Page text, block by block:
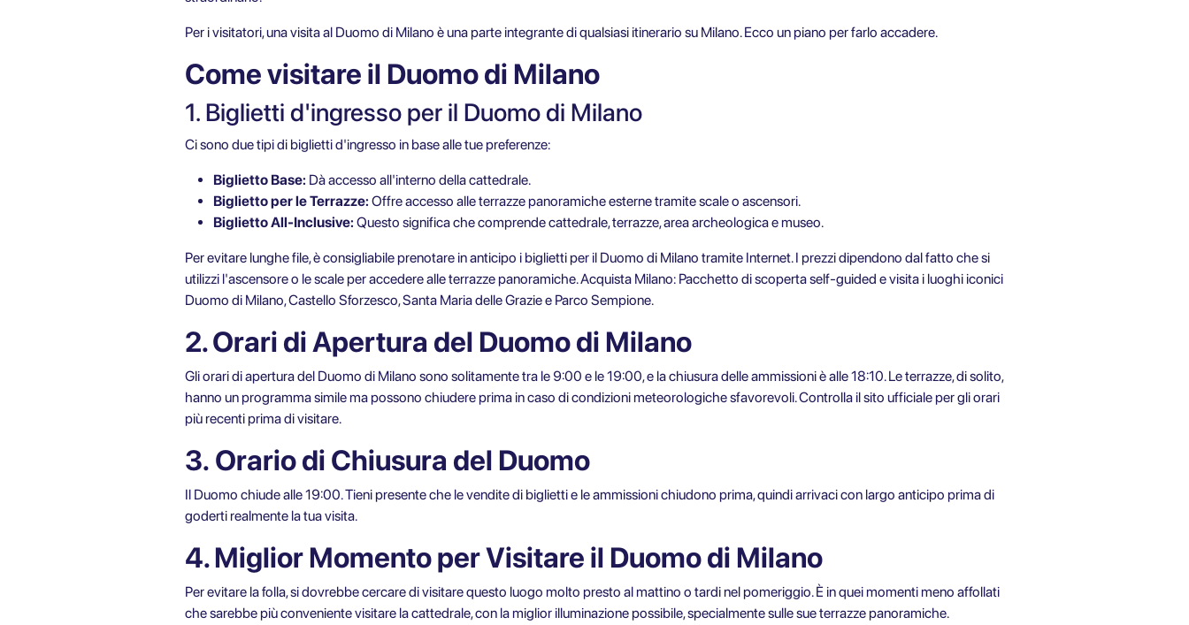
Per i visitatori, una visita al Duomo di Milano è una parte integrante di qualsiasi itinerario su Milano. Ecco un piano per farlo accadere.
Come visitare il Duomo di Milano
1. Biglietti d'ingresso per il Duomo di Milano
Ci sono due tipi di biglietti d'ingresso in base alle tue preferenze:
Biglietto Base: Dà accesso all'interno della cattedrale.
Biglietto per le Terrazze: Offre accesso alle terrazze panoramiche esterne tramite scale o ascensori.
Biglietto All-Inclusive: Questo significa che comprende cattedrale, terrazze, area archeologica e museo.
Per evitare lunghe file, è consigliabile prenotare in anticipo i biglietti per il Duomo di Milano tramite Internet. I prezzi dipendono dal fatto che si
utilizzi l'ascensore o le scale per accedere alle terrazze panoramiche. Acquista Milano: Pacchetto di scoperta self-guided e visita i luoghi iconici
Duomo di Milano,Castello Sforzesco, Santa Maria delle Grazie e Parco Sempione.
2. Orari di Apertura del Duomo di Milano
Gli orari di apertura del Duomo di Milano sono solitamente tra le 9:00 e le 19:00, e la chiusura delle ammissioni è alle 18:10. Le terrazze, di solito,
hanno un programma simile ma possono chiudere prima in caso di condizioni meteorologiche sfavorevoli. Controlla il sito ufficiale per gli orari
più recenti prima di visitare.
3. Orario di Chiusura del Duomo
Il Duomo chiude alle 19:00. Tieni presente che le vendite di biglietti e le ammissioni chiudono prima, quindi arrivaci con largo anticipo prima di
goderti realmente la tua visita.
4. Miglior Momento per Visitare il Duomo di Milano
Per evitare la folla, si dovrebbe cercare di visitare questo luogo molto presto al mattino o tardi nel pomeriggio. È in quei momenti meno affollati
che sarebbe più conveniente visitare la cattedrale, con la miglior illuminazione possibile, specialmente sulle sue terrazze panoramiche.